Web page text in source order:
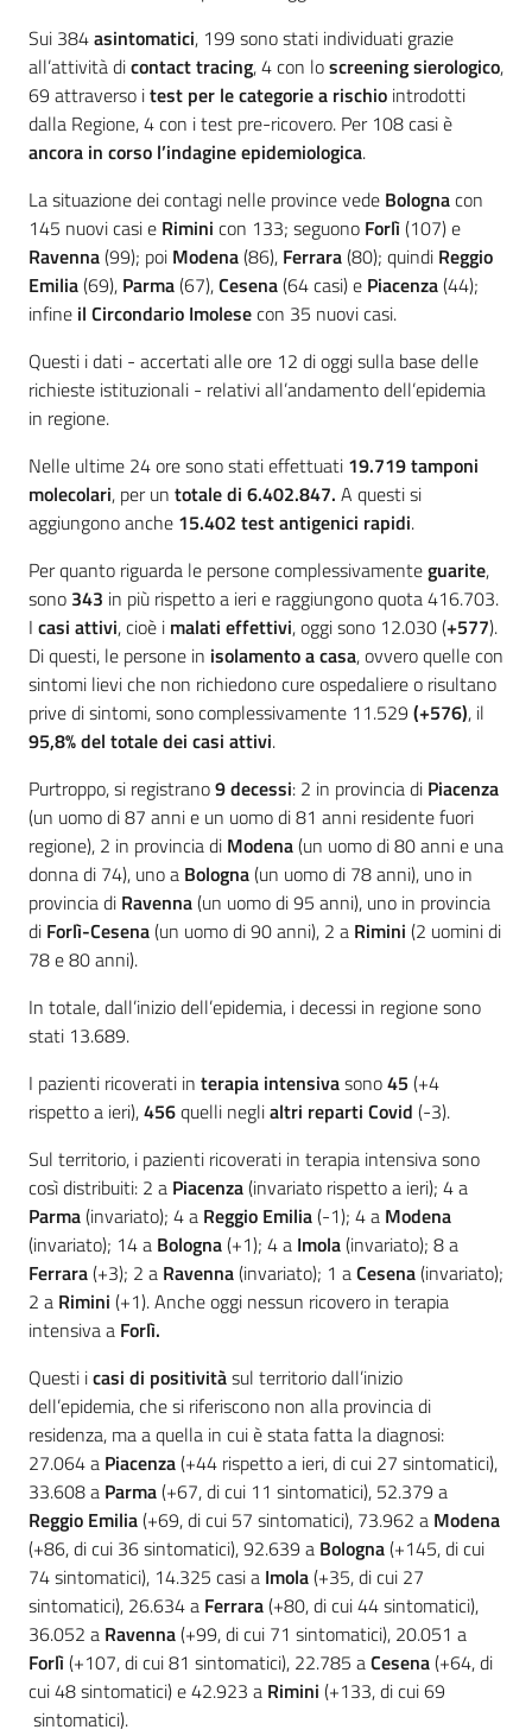
Sui 384asintomatici, 199 sono stati individuati grazie
all’attività dicontact tracing, 4 con loscreening sierologico,
69 attraverso itest per le categorie a rischio introdotti
dalla Regione, 4 con i test pre-ricovero. Per 108 casi è
ancora in corso l’indagine epidemiologica.
La situazione dei contagi nelle province vede Bolognacon
145 nuovi casi e Rimini con 133; seguono Forlì(107) e
Ravenna(99); poi Modena(86), Ferrara(80); quindi Reggio
Emilia(69), Parma(67),Cesena(64 casi) e Piacenza(44);
infine il Circondario Imolesecon 35 nuovi casi.
Questi i dati - accertati alle ore 12 di oggi sulla base delle
richieste istituzionali - relativi all’andamento dell’epidemia
in regione.
Nelle ultime 24 ore sono stati effettuati 19.719tamponi
molecolari, per un totale di 6.402.847. A questi si
aggiungono anche 15.402 test antigenici rapidi.
Per quanto riguarda le persone complessivamenteguarite,
sono 343 in più rispetto a ieri e raggiungono quota 416.703.
I casi attivi, cioè i malati effettivi, oggi sono 12.030 (+577).
Di questi, le persone in isolamento a casa, ovvero quelle con
sintomi lievi che non richiedono cure ospedaliere o risultano
prive di sintomi, sono complessivamente 11.529 (+576), il
95,8% del totale dei casi attivi.
Purtroppo, si registrano9 decessi: 2 in provincia di Piacenza
(un uomo di 87 anni e un uomo di 81 anni residente fuori
regione), 2 in provincia di Modena(un uomo di 80 anni e una
donna di 74), uno a Bologna(un uomo di 78 anni), uno in
provincia di Ravenna(un uomo di 95 anni), uno in provincia
di Forlì-Cesena(un uomo di 90 anni), 2 a Rimini (2 uomini di
78 e 80 anni).
In totale, dall’inizio dell’epidemia, i decessi in regione sono
stati 13.689.
I pazienti ricoverati in terapia intensivasono45 (+4
rispetto a ieri),456quelli neglialtri reparti Covid (-3).
Sul territorio, i pazienti ricoverati in terapia intensiva sono
così distribuiti: 2 a Piacenza(invariato rispetto a ieri); 4 a
Parma(invariato); 4 a Reggio Emilia(-1); 4 a Modena
(invariato); 14 a Bologna(+1); 4 a Imola(invariato); 8 a
Ferrara(+3); 2 a Ravenna(invariato); 1 aCesena(invariato);
2 a Rimini (+1). Anche oggi nessun ricovero in terapia
intensiva a Forlì.
Questi icasi di positivitàsul territorio dall’inizio
dell’epidemia, che si riferiscono non alla provincia di
residenza, ma a quella in cui è stata fatta la diagnosi:
27.064 a Piacenza(+44 rispetto a ieri, di cui 27 sintomatici),
33.608 a Parma(+67, di cui 11 sintomatici), 52.379 a
Reggio Emilia(+69, di cui 57 sintomatici), 73.962 a Modena
(+86, di cui 36 sintomatici), 92.639 a Bologna(+145, di cui
74 sintomatici), 14.325 casi a Imola(+35, di cui 27
sintomatici), 26.634 a Ferrara(+80, di cui 44 sintomatici),
36.052 a Ravenna(+99, di cui 71 sintomatici), 20.051 a
Forlì(+107, di cui 81 sintomatici), 22.785 aCesena(+64, di
cui 48 sintomatici) e 42.923 a Rimini (+133, di cui 69
sintomatici).